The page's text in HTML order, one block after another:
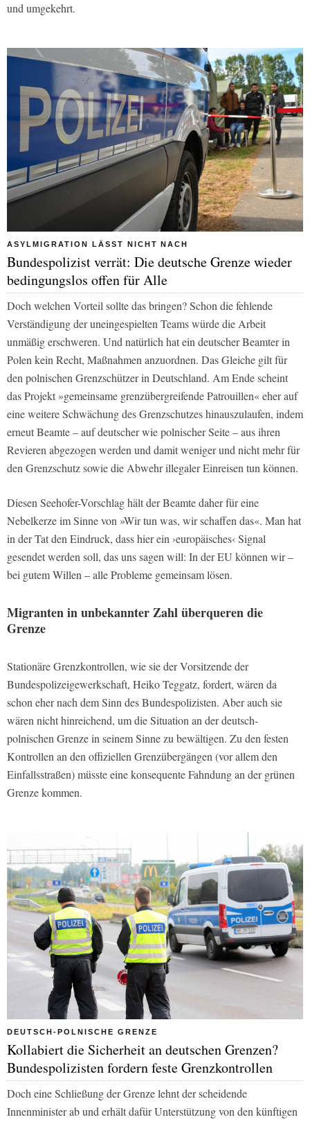
und umgekehrt.
ASYLMIGRATION LÄSST NICHT NACH
Bundespolizist verrät: Die deutsche Grenze wieder
bedingungslos offen für Alle
Doch welchen Vorteil sollte das bringen? Schon die fehlende
Verständigung der uneingespielten Teams würde die Arbeit
unmäßig erschweren. Und natürlich hat ein deutscher Beamter in
Polen kein Recht, Maßnahmen anzuordnen. Das Gleiche gilt für
den polnischen Grenzschützer in Deutschland. Am Ende scheint
das Projekt »gemeinsame grenzübergreifende Patrouillen« eher auf
eine weitere Schwächung des Grenzschutzes hinauszulaufen, indem
erneut Beamte – auf deutscher wie polnischer Seite – aus ihren
Revieren abgezogen werden und damit weniger und nicht mehr für
den Grenzschutz sowie die Abwehr illegaler Einreisen tun können.
Diesen Seehofer-Vorschlag hält der Beamte daher für eine
Nebelkerze im Sinne von »Wir tun was, wir schaffen das«. Man hat
in der Tat den Eindruck, dass hier ein ›europäisches‹ Signal
gesendet werden soll, das uns sagen will: In der EU können wir –
bei gutem Willen – alle Probleme gemeinsam lösen.
Migranten in unbekannter Zahl überqueren die
Grenze
Stationäre Grenzkontrollen, wie sie der Vorsitzende der
Bundespolizeigewerkschaft, Heiko Teggatz, fordert, wären da
schon eher nach dem Sinn des Bundespolizisten. Aber auch sie
wären nicht hinreichend, um die Situation an der deutsch-
polnischen Grenze in seinem Sinne zu bewältigen. Zu den festen
Kontrollen an den offiziellen Grenzübergängen (vor allem den
Einfallsstraßen) müsste eine konsequente Fahndung an der grünen
Grenze kommen.
DEUTSCH-POLNISCHE GRENZE
Kollabiert die Sicherheit an deutschen Grenzen?
Bundespolizisten fordern feste Grenzkontrollen
Doch eine Schließung der Grenze lehnt der scheidende
Innenminister ab und erhält dafür Unterstützung von den künftigen